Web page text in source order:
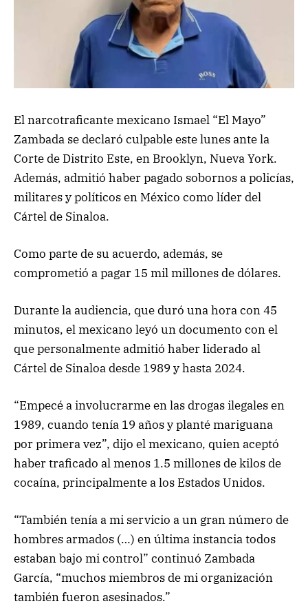
El narcotraficante mexicano Ismael “El Mayo”
Zambada se declaró culpable este lunes ante la
Corte de Distrito Este, en Brooklyn, Nueva York.
Además, admitió haber pagado sobornos a policías,
militares y políticos en México como líder del
Cártel de Sinaloa.
Como parte de su acuerdo, además, se
comprometió a pagar 15 mil millones de dólares.
Durante la audiencia, que duró una hora con 45
minutos, el mexicano leyó un documento con el
que personalmente admitió haber liderado al
Cártel de Sinaloa desde 1989 y hasta 2024.
“Empecé a involucrarme en las drogas ilegales en
1989, cuando tenía 19 años y planté mariguana
por primera vez”, dijo el mexicano, quien aceptó
haber traficado al menos 1.5 millones de kilos de
cocaína, principalmente a los Estados Unidos.
“También tenía a mi servicio a un gran número de
hombres armados (…) en última instancia todos
estaban bajo mi control” continuó Zambada
García, “muchos miembros de mi organización
también fueron asesinados.”